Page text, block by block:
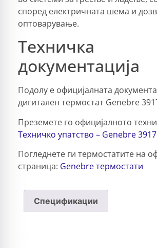
според електричната шема и
оптоварување.
Техничка
документација
Подолу е официјалната
дигитален термостат Genebre
Преземете го официјалното
Техничко упатство – Genebre 3917
Погледнете ги термостатите на
страница: Genebre термостати
Спецификации